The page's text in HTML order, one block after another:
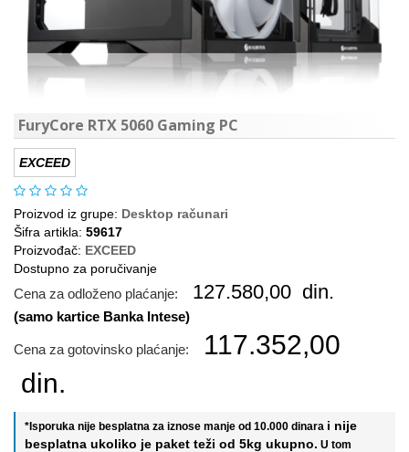
FuryCore RTX 5060 Gaming PC
EXCEED
Proizvod iz grupe: Desktop računari
Šifra artikla: 59617
Proizvođač: EXCEED
Dostupno za poručivanje
Cena za odloženo plaćanje: 127.580,00 din.
(samo kartice Banka Intese)
Cena za gotovinsko plaćanje:
117.352,00
din.
*Isporuka nije besplatna za iznose manje od 10.000 dinara i nije
besplatna ukoliko je paket teži od 5kg ukupno. U tom